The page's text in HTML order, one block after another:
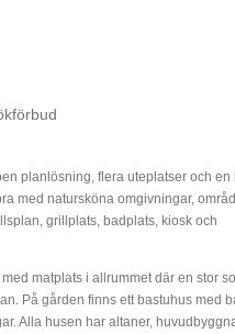
planlösning, flera uteplatser och en
med natursköna omgivningar,
grillplats, badplats, kiosk och
matplats i allrummet där en stor
På gården finns ett bastuhus med
Alla husen har altaner,